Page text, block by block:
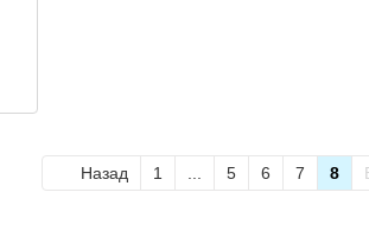
Назад 1 5 6 7 8